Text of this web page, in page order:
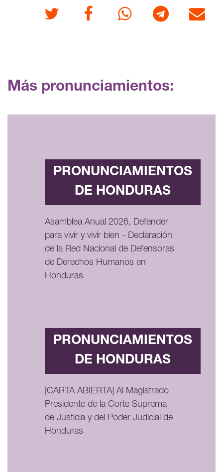
Twitter FacebookWhatsappTelegram Correo
Más pronunciamientos:
PRONUNCIAMIENTOS
DE HONDURAS
Asamblea Anual 2026, Defender
para vivir y vivir bien - Declaración
de la Red Nacional de Defensoras
de Derechos Humanos en
Honduras
PRONUNCIAMIENTOS
DE HONDURAS
[CARTA ABIERTA] Al Magistrado
Presidente de la Corte Suprema
de Justicia y del Poder Judicial de
Honduras